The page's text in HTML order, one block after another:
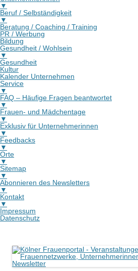
▼
Beruf / Selbständigkeit
▼
Beratung / Coaching / Training
PR / Werbung
Bildung
Gesundheit / Wohlsein
▼
Gesundheit
Kultur
Kalender Unternehmen
Service
▼
FAQ – Häufige Fragen beantwortet
▼
Frauen- und Mädchentage
▼
Exklusiv für Unternehmerinnen
▼
Feedbacks
▼
Orte
▼
Sitemap
▼
Abonnieren des Newsletters
▼
Kontakt
▼
Impressum
Datenschutz
Frauenkalender,